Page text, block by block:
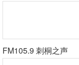
FM105.9 刺桐之声